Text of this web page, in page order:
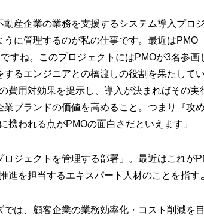
動産企業の業務を支援するシステム導入プロ
に管理するのが私の仕事です。最近はPMO
すね。このプロジェクトにはPMOが3名参画
るエンジニアとの橋渡しの役割を果たして
費用対効果を提示し、導入が決まればその実
ブランドの価値を高めること。つまり『攻
われる点がPMOの面白さだといえます」
ジェクトを管理する部署」。最近はこれが
進を担当するエキスパート人材のことを指す
は、顧客企業の業務効率化・コスト削減を